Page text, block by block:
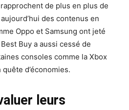
de plus en plus de
des contenus en
Oppo et Samsung ont jeté
Buy a aussi cessé de
consoles comme la Xbox
d’économies.
leurs